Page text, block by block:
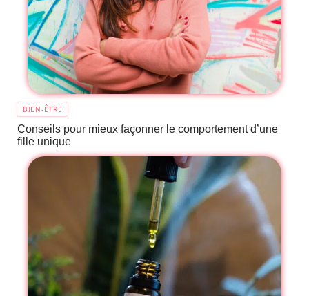
BIEN-ÊTRE
Conseils pour mieux façonner le comportement d’une
fille unique